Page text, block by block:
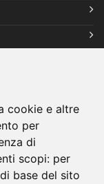
cookie e altre
per
di
scopi: per
base del sito